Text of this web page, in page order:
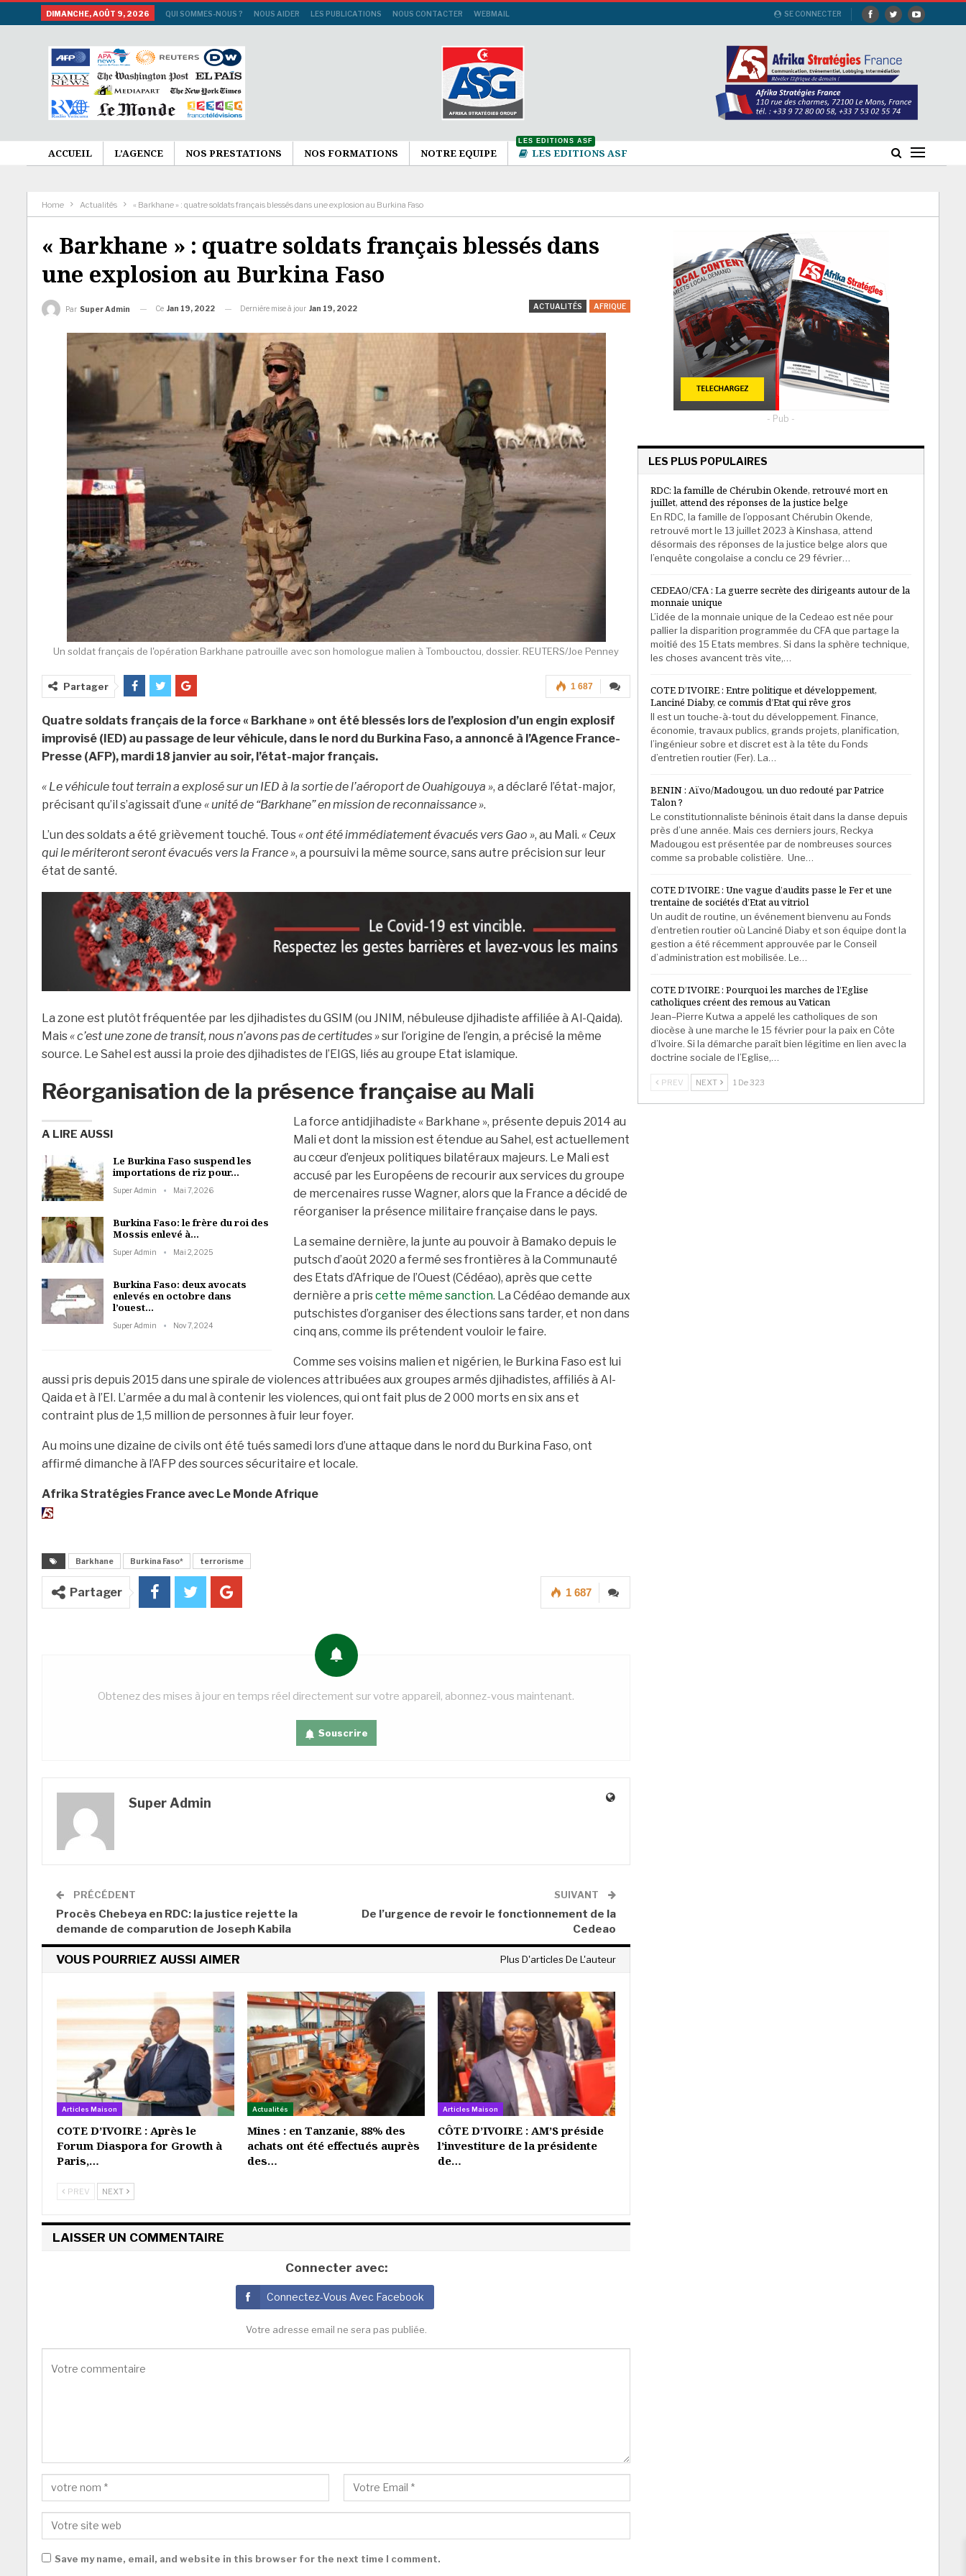
SE CONNECTER
DIMANCHE, AOÛT 9, 2026 QUI SOMMES-NOUS ? NOUS AIDER LES PUBLICATIONS NOUS CONTACTER WEBMAIL
ACCUEIL L’AGENCE NOS PRESTATIONS NOS FORMATIONS NOTRE EQUIPE LES EDITIONS ASF
LES EDITIONS ASF
Home Actualités « Barkhane » : quatre soldats français blessés dans une explosion au Burkina Faso
« Barkhane » : quatre soldats français blessés dans
une explosion au Burkina Faso
ACTUALITÉS AFRIQUE
Par Super Admin Ce Jan 19, 2022 Dernière mise à jour Jan 19, 2022
Un soldat français de l'opération Barkhane patrouille avec son homologue malien à Tombouctou, dossier. REUTERS/Joe Penney
1 687
Partager
Quatre soldats français de la force « Barkhane » ont été blessés lors de l’explosion d’un engin explosif
improvisé (IED) au passage de leur véhicule, dans le nord du Burkina Faso, a annoncé à l’Agence France-
Presse (AFP), mardi 18 janvier au soir, l’état-major français.
« Le véhicule tout terrain a explosé sur un IED à la sortie de l’aéroport de Ouahigouya », a déclaré l’état-major,
précisant qu’il s’agissait d’une « unité de “Barkhane” en mission de reconnaissance ».
L’un des soldats a été grièvement touché. Tous« ont été immédiatement évacués vers Gao », au Mali. « Ceux
qui le mériteront seront évacués vers la France », a poursuivi la même source, sans autre précision sur leur
état de santé.
La zone est plutôt fréquentée par les djihadistes du GSIM (ou JNIM, nébuleuse djihadiste affiliée à Al-Qaida).
Mais« c’est une zone de transit, nous n’avons pas de certitudes »sur l’origine de l’engin, a précisé la même
source. Le Sahel est aussi la proie des djihadistes de l’EIGS, liés au groupe Etat islamique.
Réorganisation de la présence française au Mali
A LIRE AUSSI
Le Burkina Faso suspend les
importations de riz pour…
Super Admin Mai 7, 2026
Burkina Faso: le frère du roi des
Mossis enlevé à…
Super Admin Mai 2, 2025
Burkina Faso: deux avocats
enlevés en octobre dans
l’ouest…
Super Admin Nov 7, 2024
La force antidjihadiste « Barkhane », présente depuis 2014 au
Mali et dont la mission est étendue au Sahel, est actuellement
au cœur d’enjeux politiques bilatéraux majeurs. Le Mali est
accusé par les Européens de recourir aux services du groupe
de mercenaires russe Wagner, alors que la France a décidé de
réorganiser la présence militaire française dans le pays.
La semaine dernière, la junte au pouvoir à Bamako depuis le
putsch d’août 2020 a fermé ses frontières à la Communauté
des Etats d’Afrique de l’Ouest (Cédéao), après que cette
dernière a priscette même sanction. La Cédéao demande aux
putschistes d’organiser des élections sans tarder, et non dans
cinq ans, comme ils prétendent vouloir le faire.
Comme ses voisins malien et nigérien, le Burkina Faso est lui
aussi pris depuis 2015 dans une spirale de violences attribuées aux groupes armés djihadistes, affiliés à Al-
Qaida et à l’EI. L’armée a du mal à contenir les violences, qui ont fait plus de 2 000 morts en six ans et
contraint plus de 1,5 million de personnes à fuir leur foyer.
Au moins une dizaine de civils ont été tués samedi lors d’une attaque dans le nord du Burkina Faso, ont
affirmé dimanche à l’AFP des sources sécuritaire et locale.
Afrika Stratégies France avec Le Monde Afrique
Barkhane Burkina Faso* terrorisme
1 687
Partager
Obtenez des mises à jour en temps réel directement sur votre appareil, abonnez-vous maintenant.
Souscrire
Super Admin
PRÉCÉDENT
Procès Chebeya en RDC: la justice rejette la
demande de comparution de Joseph Kabila
SUIVANT
De l’urgence de revoir le fonctionnement de la
Cedeao
VOUS POURRIEZ AUSSI AIMER Plus D'articles De L'auteur
Articles Maison
COTE D’IVOIRE : Après le
Forum Diaspora for Growth à
Paris,…
Actualités
Mines : en Tanzanie, 88% des
achats ont été effectués auprès
des…
Articles Maison
CÔTE D’IVOIRE : AM’S préside
l’investiture de la présidente
de…
PREV NEXT
LAISSER UN COMMENTAIRE
Connecter avec:
Connectez-Vous Avec Facebook
Votre adresse email ne sera pas publiée.
Save my name, email, and website in this browser for the next time I comment.
- Pub -
LES PLUS POPULAIRES
RDC: la famille de Chérubin Okende, retrouvé mort en
juillet, attend des réponses de la justice belge
En RDC, la famille de l’opposant Chérubin Okende,
retrouvé mort le 13 juillet 2023 à Kinshasa, attend
désormais des réponses de la justice belge alors que
l’enquête congolaise a conclu ce 29 février…
CEDEAO/CFA : La guerre secrète des dirigeants autour de la
monnaie unique
L’idée de la monnaie unique de la Cedeao est née pour
pallier la disparition programmée du CFA que partage la
moitié des 15 Etats membres. Si dans la sphère technique,
les choses avancent très vite,…
COTE D’IVOIRE : Entre politique et développement,
Lanciné Diaby, ce commis d’Etat qui rêve gros
Il est un touche-à-tout du développement. Finance,
économie, travaux publics, grands projets, planification,
l’ingénieur sobre et discret est à la tête du Fonds
d’entretien routier (Fer). La…
BENIN : Aïvo/Madougou, un duo redouté par Patrice
Talon ?
Le constitutionnaliste béninois était dans la danse depuis
près d’une année. Mais ces derniers jours, Reckya
Madougou est présentée par de nombreuses sources
comme sa probable colistière. Une…
COTE D’IVOIRE : Une vague d’audits passe le Fer et une
trentaine de sociétés d’Etat au vitriol
Un audit de routine, un événement bienvenu au Fonds
d’entretien routier où Lanciné Diaby et son équipe dont la
gestion a été récemment approuvée par le Conseil
d’administration est mobilisée. Le…
COTE D’IVOIRE : Pourquoi les marches de l’Eglise
catholiques créent des remous au Vatican
Jean–Pierre Kutwa a appelé les catholiques de son
diocèse à une marche le 15 février pour la paix en Côte
d’Ivoire. Si la démarche paraît bien légitime en lien avec la
doctrine sociale de l’Eglise,…
PREV NEXT 1 De 323